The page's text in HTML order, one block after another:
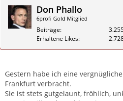
Don Phallo
6profi Gold Mitglied
Beiträge
Erhaltene Likes
Gestern habe ich eine
Frankfurt verbracht.
Sie ist stets gutgelaunt, fröhlich,